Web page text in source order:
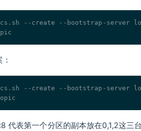
--create --bootstrap-
--create --bootstrap-server
代表第一个分区的副本放在0,1,2这